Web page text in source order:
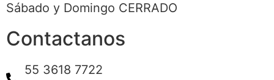
Sábado y Domingo CERRADO
Contactanos
55 3618 7722